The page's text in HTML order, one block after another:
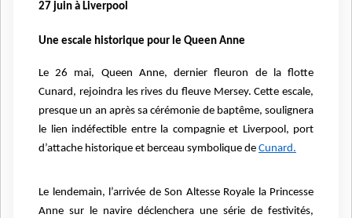
27 juin à Liverpool
Une escale historique pour le Queen Anne
Le 26 mai, Queen Anne, dernier fleuron de la flotte
Cunard, rejoindra les rives du fleuve Mersey. Cette escale,
presque un an après sa cérémonie de baptême, soulignera
le lien indéfectible entre la compagnie et Liverpool, port
d’attache historique et berceau symbolique de Cunard.
Le lendemain, l’arrivée de Son Altesse Royale la Princesse
Anne sur le navire déclenchera une série de festivités,